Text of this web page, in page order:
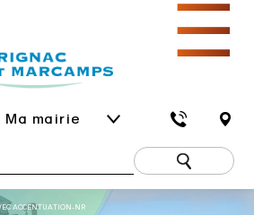
Ma mairie
☰
ACCENTUATION-NR